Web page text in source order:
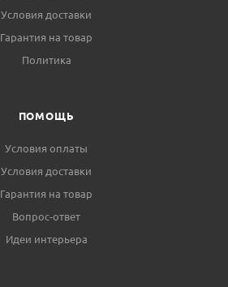
Условия доставки
Гарантия на товар
Политика
ПОМОЩЬ
Условия оплаты
Условия доставки
Гарантия на товар
Вопрос-ответ
Идеи интерьера